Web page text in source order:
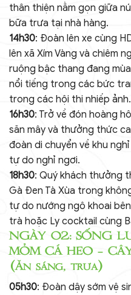
thân thiện nằm gọn giữa
bữa trưa tại nhà hàng.
14h30: Đoàn lên xe cùng
lên xã Xím Vàng và chiêm
ruộng bậc thang đang
nổi tiếng trong các bức
trong các hội thi nhiếp ảnh.
16h30: Trở về đón hoàng
săn mây và thưởng thức
đoàn di chuyển về khu
tự do nghỉ ngơi.
18h30: Quý khách thưởng
Gà Đen Tà Xùa trong
tự do nướng ngô khoai
trà hoặc Ly cocktail cùng
NGÀY 02: SỐNG
MỎM CÁ HEO –
(Ăn sáng, trưa)
05h30: Đoàn dậy sớm vệ